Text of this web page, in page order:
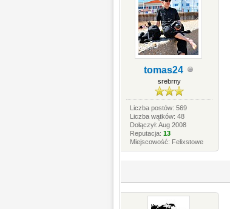
tomas24
srebrny
Liczba postów: 569
Liczba wątków: 48
Dołączył: Aug 2008
Reputacja:13
Miejscowość: Felixstowe